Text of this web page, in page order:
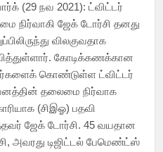
(29 நவ 2021): ட்விட்டர்
நிர்வாகி ஜேக் டோர்சி தனது
விலகுவதாக
கோடிக்கணக்கான
கொண்டுள்ள ட்விட்டர்
தலைமை நிர்வாக
(சிஇஓ) பதவி
ஜேக் டோர்சி. 45 வயதான
அவரது டிஜிட்டல் பேமெண்ட்ஸ்